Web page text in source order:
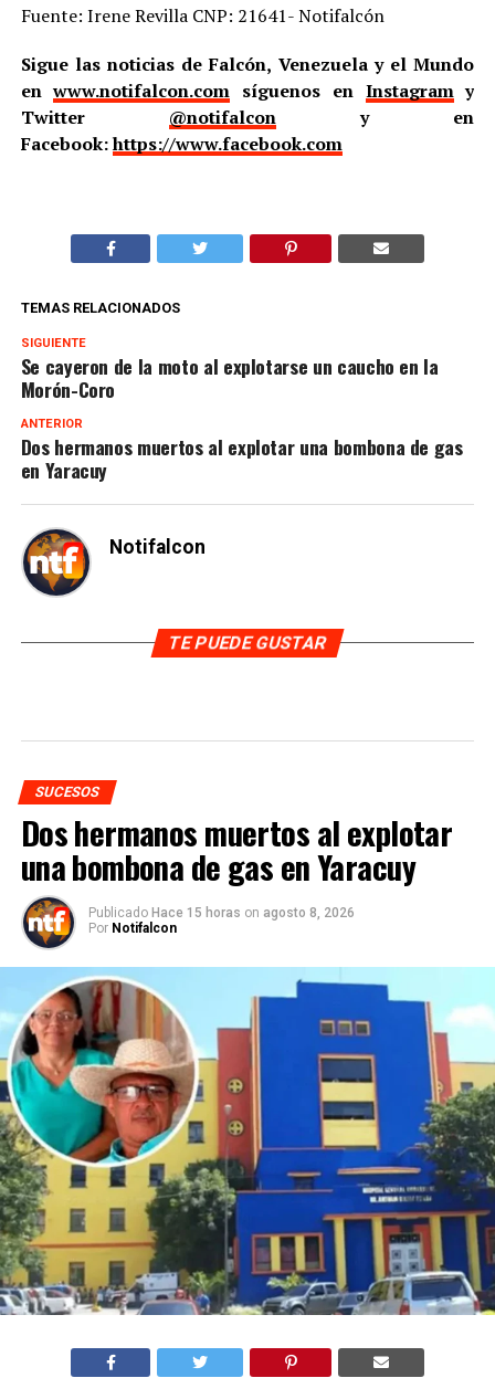
Fuente: Irene Revilla CNP: 21641- Notifalcón
Sigue las noticias de Falcón, Venezuela y el Mundo
enwww.notifalcon.com síguenos en Instagramy
Twitter @notifalcony en
Facebook:https://www.facebook.com
TEMAS RELACIONADOS
SIGUIENTE
Se cayeron de la moto al explotarse un caucho en la
Morón-Coro
ANTERIOR
Dos hermanos muertos al explotar una bombona de gas
en Yaracuy
Notifalcon
TE PUEDE GUSTAR
SUCESOS
Dos hermanos muertos al explotar
una bombona de gas en Yaracuy
Publicado Hace 15 horas on agosto 8, 2026
Por Notifalcon